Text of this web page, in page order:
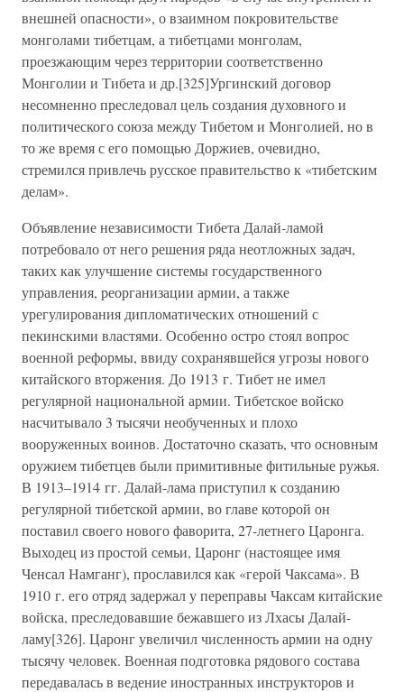
внешней опасности», о взаимном покровительстве
монголами тибетцам, а тибетцами монголам,
проезжающим через территории соответственно
Монголии и Тибета и др.[325]Ургинский договор
несомненно преследовал цель создания духовного и
политического союза между Тибетом и Монголией, но в
то же время с его помощью Доржиев, очевидно,
стремился привлечь русское правительство к «тибетским
делам».
Объявление независимости Тибета Далай-ламой
потребовало от него решения ряда неотложных задач,
таких как улучшение системы государственного
управления, реорганизации армии, а также
урегулирования дипломатических отношений с
пекинскими властями. Особенно остро стоял вопрос
военной реформы, ввиду сохранявшейся угрозы нового
китайского вторжения. До 1913 г. Тибет не имел
регулярной национальной армии. Тибетское войско
насчитывало 3 тысячи необученных и плохо
вооруженных воинов. Достаточно сказать, что основным
оружием тибетцев были примитивные фитильные ружья.
В 1913–1914 гг. Далай-лама приступил к созданию
регулярной тибетской армии, во главе которой он
поставил своего нового фаворита, 27-летнего Царонга.
Выходец из простой семьи, Царонг (настоящее имя
Ченсал Намганг), прославился как «герой Чаксама». В
1910 г. его отряд задержал у переправы Чаксам китайские
войска, преследовавшие бежавшего из Лхасы Далай-
ламу[326]. Царонг увеличил численность армии на одну
тысячу человек. Военная подготовка рядового состава
передавалась в ведение иностранных инструкторов и